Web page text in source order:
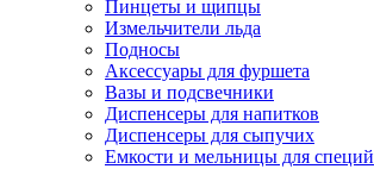
Пинцеты и щипцы
Измельчители льда
Подносы
Аксессуары для фуршета
Вазы и подсвечники
Диспенсеры для напитков
Диспенсеры для сыпучих
Емкости и мельницы для специй